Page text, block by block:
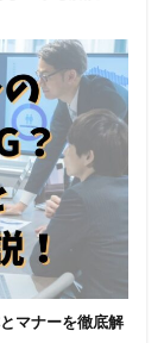
マナーを徹底解